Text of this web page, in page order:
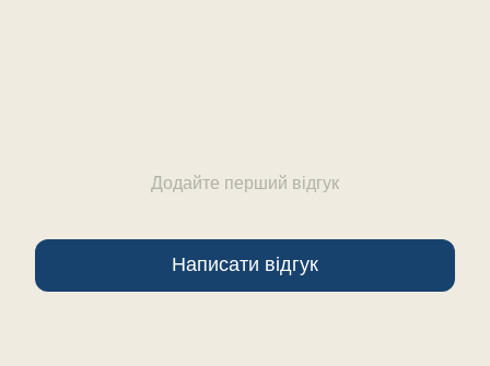
Додайте перший відгук
Написати відгук